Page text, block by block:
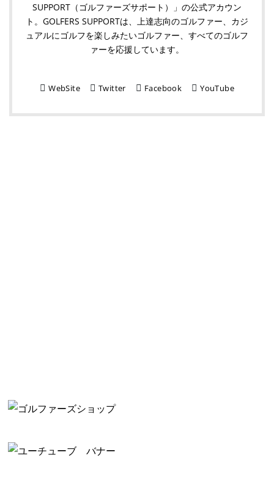
SUPPORT（ゴルファーズサポート）」の公式アカウン
ト。GOLFERS SUPPORTは、上達志向のゴルファー、カジ
ュアルにゴルフを楽しみたいゴルファー、すべてのゴルフ
ァーを応援しています。
WebSite Twitter Facebook YouTube